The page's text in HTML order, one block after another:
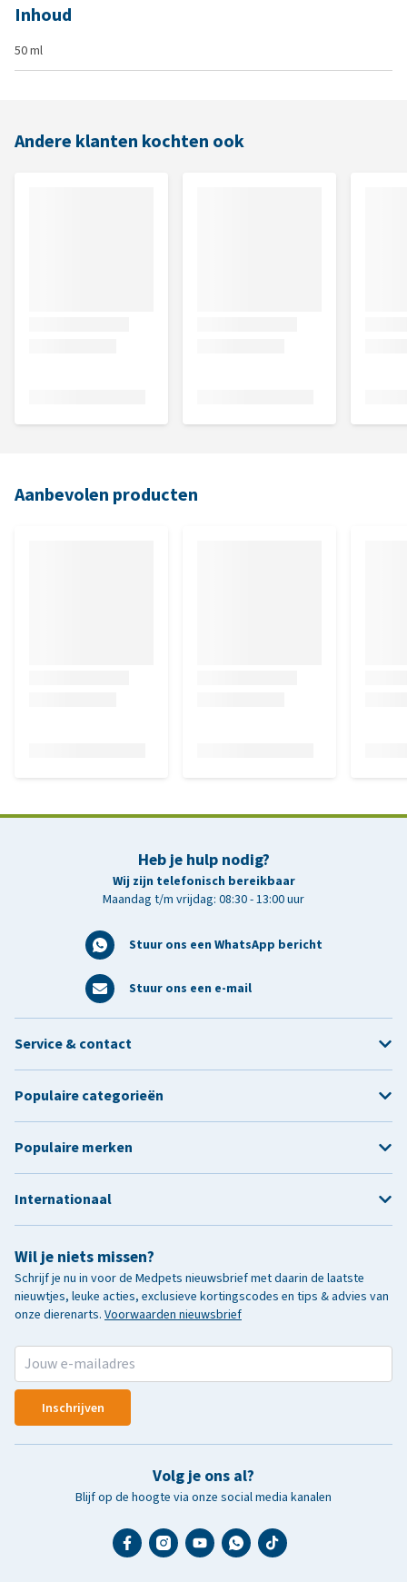
Inhoud
50 ml
Andere klanten kochten ook
Aanbevolen producten
Heb je hulp nodig?
Wij zijn telefonisch bereikbaar
Maandag t/m vrijdag: 08:30 - 13:00 uur
Stuur ons een WhatsApp bericht
Stuur ons een e-mail
Wil je niets missen?
Schrijf je nu in voor de Medpets nieuwsbrief met daarin de laatste
nieuwtjes, leuke acties, exclusieve kortingscodes en tips & advies van
onze dierenarts. Voorwaarden nieuwsbrief
Inschrijven
Volg je ons al?
Blijf op de hoogte via onze social media kanalen
Service & contact
Populaire categorieën
Populaire merken
Internationaal